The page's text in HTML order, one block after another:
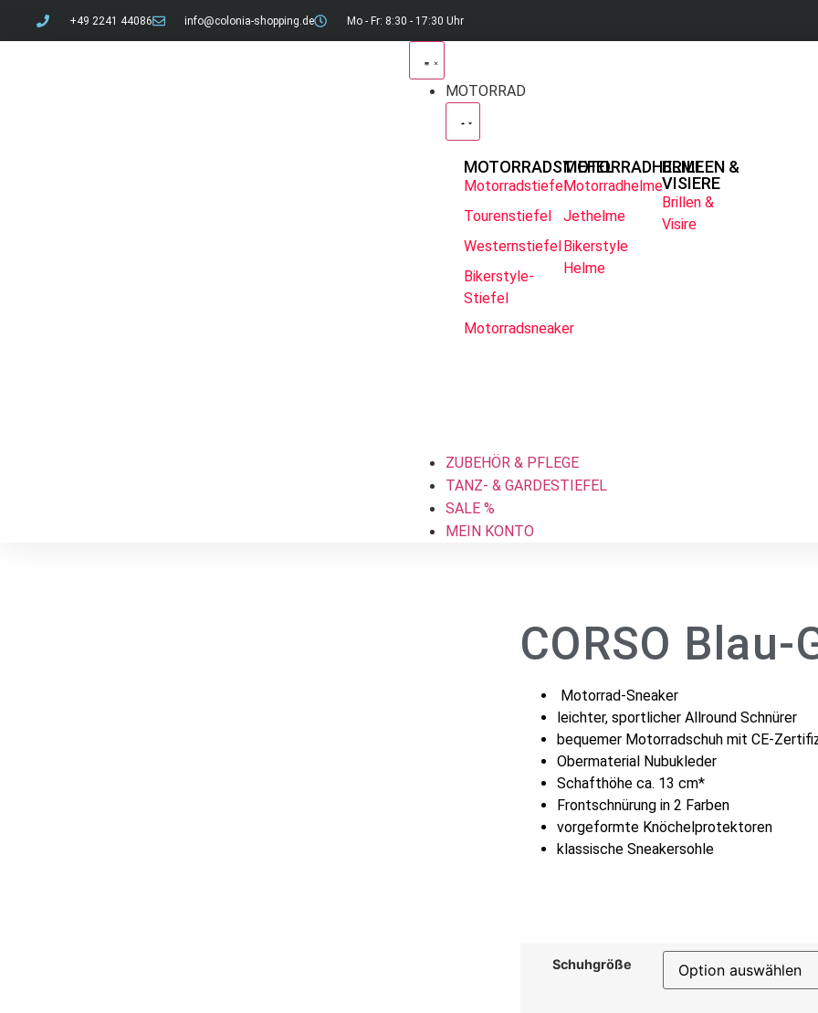
+49 2241 44086 info@colonia-shopping.de Mo - Fr: 8:30 - 17:30 Uhr
MOTORRAD
MOTORRADSTIEFEL
Motorradstiefel
Tourenstiefel
Westernstiefel
Bikerstyle-
Stiefel
Motorradsneaker
MOTORRADHELME
Motorradhelme
Jethelme
Bikerstyle
Helme
BRILLEN &
VISIERE
Brillen &
Visire
ZUBEHÖR & PFLEGE
TANZ- & GARDESTIEFEL
SALE %
MEIN KONTO
CORSO Blau-
Motorrad-Sneaker
leichter, sportlicher Allround Schnürer
bequemer Motorradschuh mit CE-
Obermaterial Nubukleder
Schafthöhe ca. 13 cm*
Frontschnürung in 2 Farben
vorgeformte Knöchelprotektoren
klassische Sneakersohle
Schuhgröße